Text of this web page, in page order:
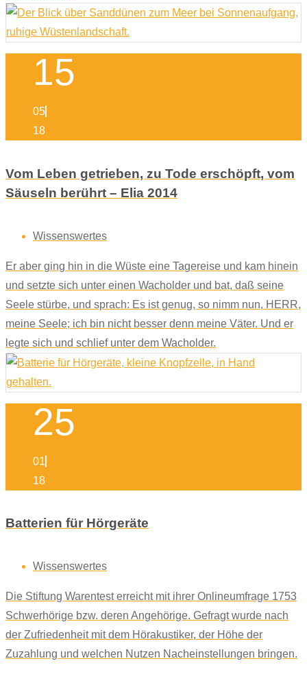
15
05
18
Vom Leben getrieben, zu Tode erschöpft, vom
Säuseln berührt – Elia 2014
Wissenswertes
Er aber ging hin in die Wüste eine Tagereise und kam hinein
und setzte sich unter einen Wacholder und bat, daß seine
Seele stürbe, und sprach: Es ist genug, so nimm nun, HERR,
meine Seele; ich bin nicht besser denn meine Väter. Und er
legte sich und schlief unter dem Wacholder.
25
01
18
Batterien für Hörgeräte
Wissenswertes
Die Stiftung Warentest erreicht mit ihrer Onlineumfrage 1753
Schwerhörige bzw. deren Angehörige. Gefragt wurde nach
der Zufriedenheit mit dem Hörakustiker, der Höhe der
Zuzahlung und welchen Nutzen Nacheinstellungen bringen.